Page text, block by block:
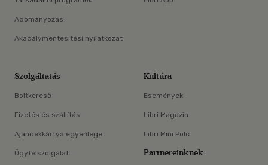
Adományozás
Akadálymentesítési nyilatkozat
Szolgáltatás
Boltkereső
Fizetés és szállítás
Ajándékkártya egyenlege
Ügyfélszolgálat
Kultúra
Események
Libri Magazin
Libri Mini Polc
Partnereinknek